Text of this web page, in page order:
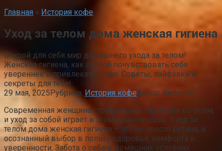
Главная » История кофе
Уход за телом дома женская гигиена
Открой для себя мир домашнего ухода за телом!
Женская гигиена, как способ почувствовать себя
увереннее и привлекательнее. Советы, лайфхаки и
секреты для тебя!
29 мая, 2025Рубрика: История кофеАвтор: Redactor
Современная женщина стремиться к гармонии во всем,
и уход за собой играет в этом важную роль. Уход за
телом дома женская гигиена – это не просто рутина, а
осознанный выбор в пользу здоровья, комфорта и
уверенности. Забота о себе в домашних условиях